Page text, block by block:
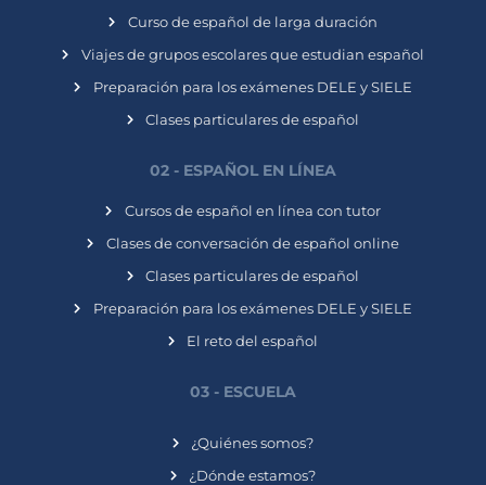
Curso de español de larga duración
Viajes de grupos escolares que estudian español
Preparación para los exámenes DELE y SIELE
Clases particulares de español
02 - ESPAÑOL EN LÍNEA
Cursos de español en línea con tutor
Clases de conversación de español online
Clases particulares de español
Preparación para los exámenes DELE y SIELE
El reto del español
03 - ESCUELA
¿Quiénes somos?
¿Dónde estamos?